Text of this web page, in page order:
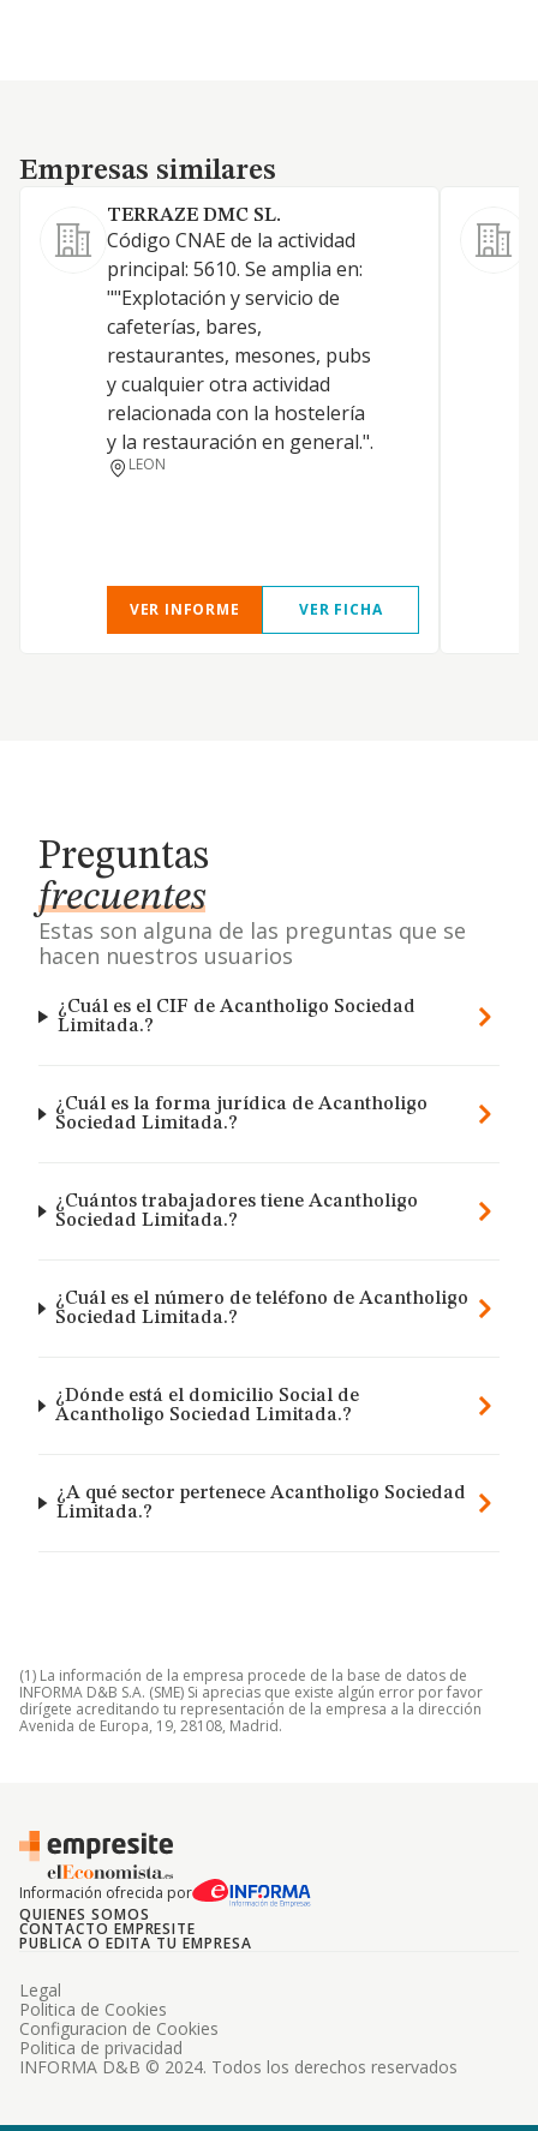
Empresas similares
Empresas similares
TERRAZE DMC SL.
Código CNAE de la actividad
principal: 5610. Se amplia en:
""Explotación y servicio de
cafeterías, bares,
restaurantes, mesones, pubs
y cualquier otra actividad
relacionada con la hostelería
y la restauración en general.".
LEON
VER INFORME VER FICHA
Preguntas
frecuentes
Estas son alguna de las preguntas que se
hacen nuestros usuarios
¿Cuál es el CIF de Acantholigo Sociedad
Limitada.?
¿Cuál es la forma jurídica de Acantholigo
Sociedad Limitada.?
¿Cuántos trabajadores tiene Acantholigo
Sociedad Limitada.?
¿Cuál es el número de teléfono de Acantholigo
Sociedad Limitada.?
¿Dónde está el domicilio Social de
Acantholigo Sociedad Limitada.?
¿A qué sector pertenece Acantholigo Sociedad
Limitada.?
(1) La información de la empresa procede de la base de datos de
INFORMA D&B S.A. (SME) Si aprecias que existe algún error por favor
dirígete acreditando tu representación de la empresa a la dirección
Avenida de Europa, 19, 28108, Madrid.
Información ofrecida por
QUIENES SOMOS
CONTACTO EMPRESITE
PUBLICA O EDITA TU EMPRESA
INFORMA D&B © 2024. Todos los derechos reservados
Legal
Politica de Cookies
Configuracion de Cookies
Politica de privacidad